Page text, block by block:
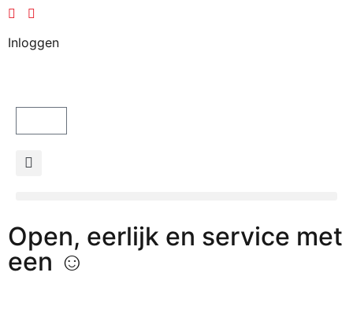
Inloggen
Open, eerlijk en service met
een ☺